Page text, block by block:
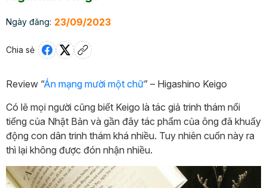
Ngày đăng: 23/09/2023
Chia sẻ
Review “Án mạng mười một chữ” – Higashino Keigo
Có lẽ mọi người cũng biết Keigo là tác giả trinh thám nổi
tiếng của Nhật Bản và gần đây tác phẩm của ông đã khuấy
động con dân trinh thám khá nhiều. Tuy nhiên cuốn này ra
thì lại không được đón nhận nhiều.